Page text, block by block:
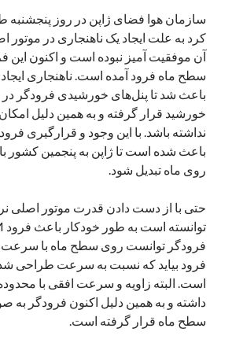
بایگانی‌ها
مارس 2026
فوریه 2026
ژانویه 2026
دسامبر 2025
نوامبر 2025
آگوست 2025
ژوئن 2025
می 2025
مارس 2025
فوریه 2025
ژانویه 2025
دسامبر 2024
سپتامبر 2024
سازمان هوا فضای ژاپن در روز پنجشنبه
کرد به علت ایجاد یک ناهنجاری در موتور
آن موفقیت آمیز نبوده است و اکنون این
سطح ماه فرود آمده است. ناهنجاری
باعث شد تا پنل‌های خورشیدی فرودگر
خورشید قرار گرفته و به همین دلیل
نداشته باشد. با این وجود و قرارگیری
باعث شده است تا ژاپن به پنجمین کشور
روی ماه تبدیل شود.
حتی با از دست دادن قدرت موتور اصلی
فرود بیاید که نسبت به سرعت طراحی
است. البته زاویه و سرعت افقی با
داشته و به همین دلیل اکنون فرودگر
سطح ماه قرار گرفته است.